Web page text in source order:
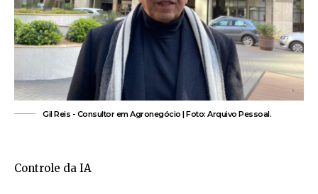
Gil Reis -​ Consultor em Agronegócio | Foto: Arquivo Pessoal.
Controle da IA